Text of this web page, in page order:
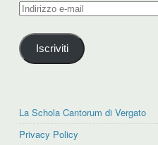
Indirizzo
mail
Iscriviti
La Schola Cantorum di Vergato
Privacy Policy